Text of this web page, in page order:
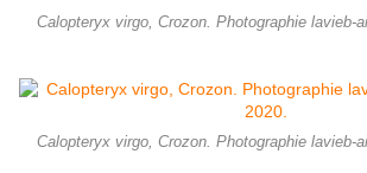
Calopteryx virgo, Crozon. Photographie lavieb-
Calopteryx virgo, Crozon. Photographie lavieb-